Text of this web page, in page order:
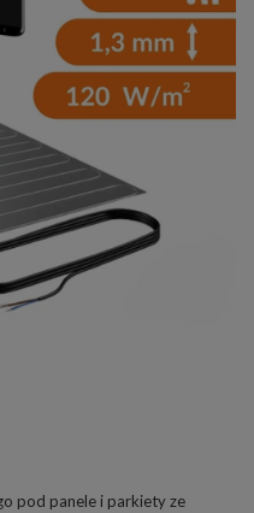
pod panele i parkiety ze